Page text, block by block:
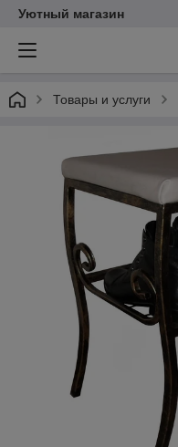
Уютный магазин
Товары и услуги